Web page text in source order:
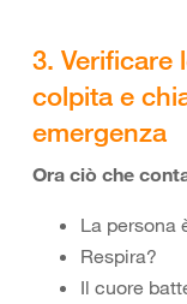
3. Verificare
colpita e
emergenza
Ora ciò che
La persona
Respira?
Il cuore